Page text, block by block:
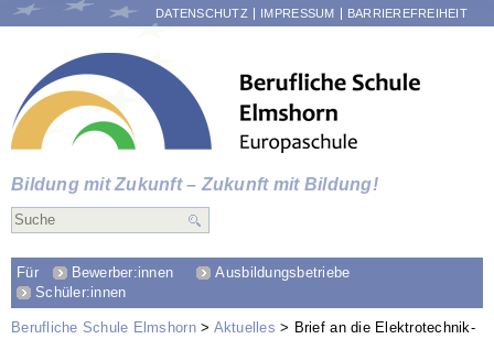
Bildung mit Zukunft – Zukunft mit Bildung!
ÜBERSPRINGEN
DATENSCHUTZ IMPRESSUM BARRIEREFREIHEIT
Für Bewerber:innen
Ausbildungsbetriebe
Schüler:innen
Berufliche Schule Elmshorn Aktuelles
Brief an die Elektrotechnik-